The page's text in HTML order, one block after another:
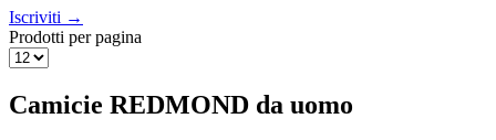
Iscriviti →
Prodotti per pagina
Camicie REDMOND da uomo